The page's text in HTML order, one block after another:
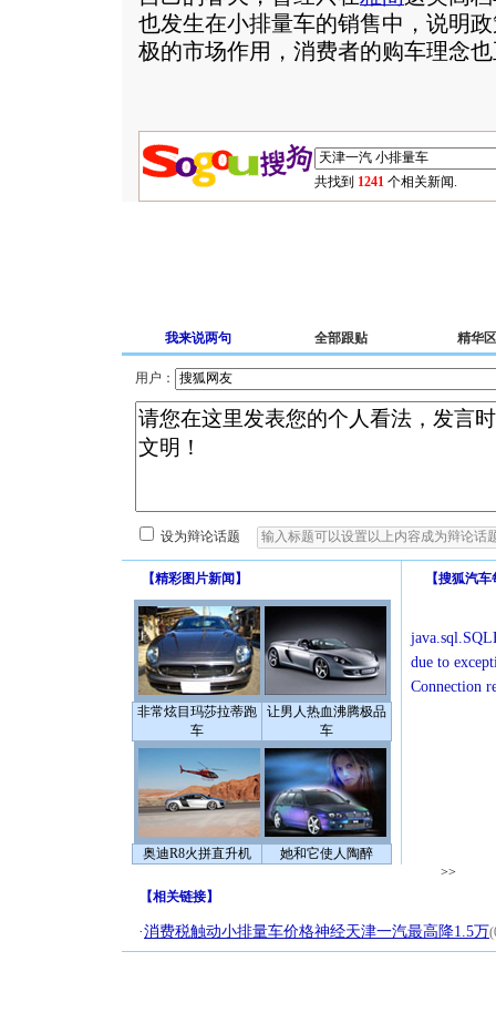
也发生在小排量车的销售中，说明
极的市场作用，消费者的购车理念
共找到 1241 个相关新闻.
我来说两句 全部跟贴 精华区
用户：
设为辩论话题
【精彩图片新闻 】
非常炫目玛莎拉蒂跑
车
让男人热血沸腾极品
车
奥迪R8火拼直升机 她和它使人陶醉
【搜狐汽车
due to
Connection
>>
【相关链接】
·消费税触动小排量车价格神经天津一汽最高降1.5万